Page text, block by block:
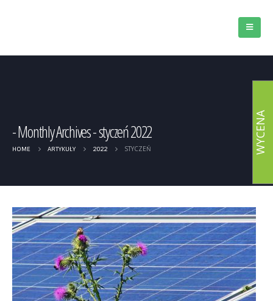
Monthly Archives - styczeń 2022
HOME ARTYKUŁY 2022 STYCZEŃ WYCENA